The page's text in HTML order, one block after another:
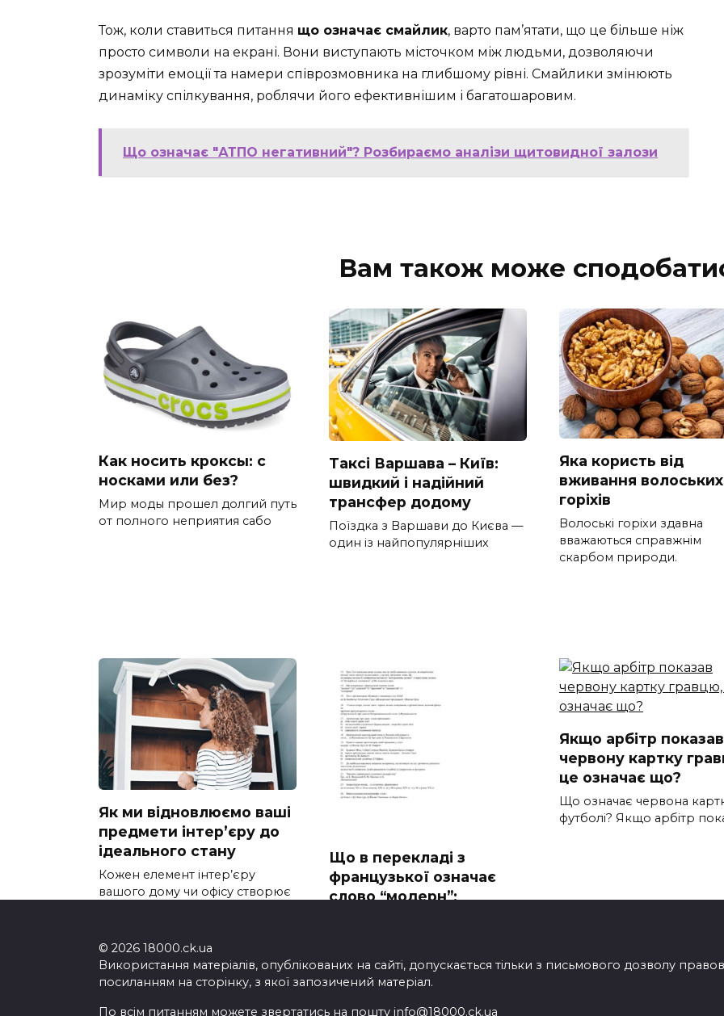
Тож, коли ставиться питання що означає смайлик, варто пам’ятати, що це більше ніж
просто символи на екрані. Вони виступають місточком між людьми, дозволяючи
зрозуміти емоції та намери співрозмовника на глибшому рівні. Смайлики змінюють
динаміку спілкування, роблячи його ефективнішим і багатошаровим.
Що означає "АТПО негативний"? Розбираємо аналізи щитовидної залози
Вам також може
Как носить кроксы: с
носками или без?
Мир моды прошел долгий путь
от полного неприятия сабо
Таксі Варшава – Київ:
швидкий і надійний
трансфер додому
Поїздка з Варшави до Києва —
один із найпопулярніших
Яка користь від
вживання волоських
горіхів
Волоські горіхи здавна
вважаються справжнім
скарбом природи.
Як ми відновлюємо ваші
предмети інтер’єру до
ідеального стану
Кожен елемент інтер’єру
вашого дому чи офісу створює
Що в перекладі з
французької означає
слово “модерн”:
Якщо арбітр показав
червону картку
це означає що?
Що означає червона
футболі? Якщо арбітр
© 2026 18000.ck.ua
Використання матеріалів, опублікованих на сайті, допускається тільки з письмового дозволу
посиланням на сторінку, з якої запозичений матеріал.
По всім питанням можете звертатись на пошту info@18000.ck.ua